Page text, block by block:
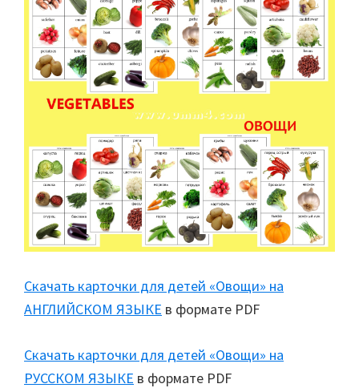
Скачать карточки для детей «Овощи» на
АНГЛИЙСКОМ ЯЗЫКЕ в формате PDF
Скачать карточки для детей «Овощи» на
РУССКОМ ЯЗЫКЕ в формате PDF